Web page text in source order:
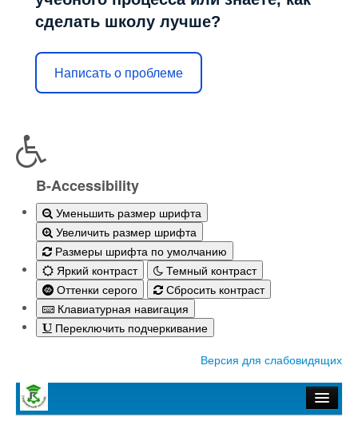
сделать школу лучше?
Написать о проблеме
B-Accessibility
Уменьшить размер шрифта
Увеличить размер шрифта
Размеры шрифта по умолчанию
Яркий контраст
Темный контраст
Оттенки серого
Сбросить контраст
Клавиатурная навигация
Переключить подчеркивание
Версия для слабовидящих